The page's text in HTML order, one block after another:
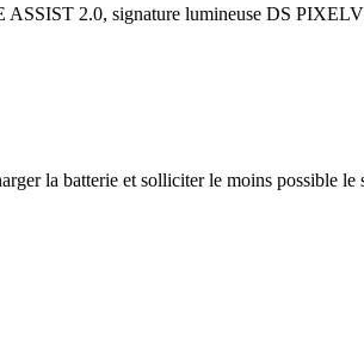
2.0, signature lumineuse DS
la batterie et solliciter le moins possible le